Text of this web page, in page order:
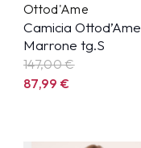
Ottod'Ame
Camicia Ottod’Ame
Marrone tg.S
147,00 €
87,99€